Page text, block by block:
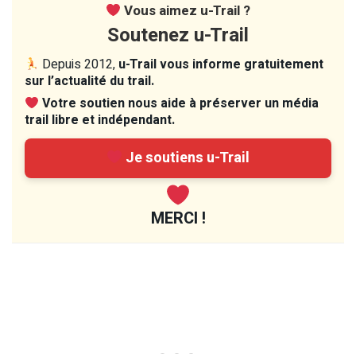
Vous aimez u-Trail ?
Soutenez u-Trail
Depuis 2012, u-Trail vous informe gratuitement
sur l’actualité du trail.
Votre soutien nous aide à préserver un média
trail libre et indépendant.
Je soutiens u-Trail
MERCI !